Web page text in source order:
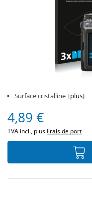
Surface cristalline [plus]
4,89 €
TVA incl., plus Frais de port